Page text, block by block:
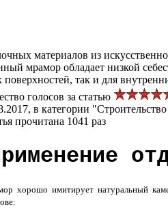
материалов из
мрамор обладает низкой
так и для
голосов за статью
в категории
прочитана 1041 раз
хорошо имитирует натуральный